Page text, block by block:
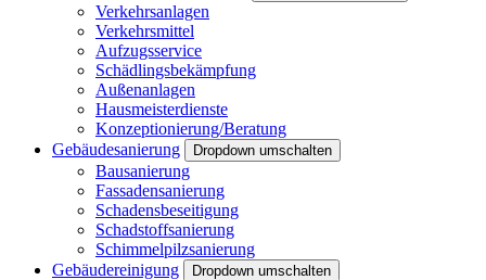
Verkehrsanlagen
Verkehrsmittel
Aufzugsservice
Schädlingsbekämpfung
Außenanlagen
Hausmeisterdienste
Konzeptionierung/Beratung
Gebäudesanierung
Dropdown umschalten
Bausanierung
Fassadensanierung
Schadensbeseitigung
Schadstoffsanierung
Schimmelpilzsanierung
Gebäudereinigung
Dropdown umschalten